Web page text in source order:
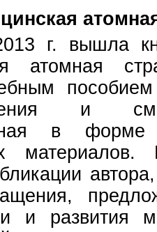
г. вышла
атомная
и
в форме
и развития